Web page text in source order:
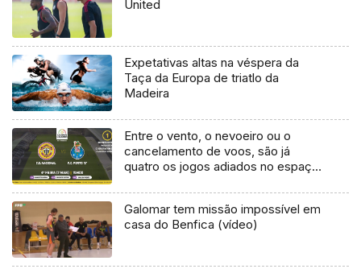
United
Expetativas altas na véspera da
Taça da Europa de triatlo da
Madeira
Entre o vento, o nevoeiro ou o
cancelamento de voos, são já
quatro os jogos adiados no espaço
Nacional
Galomar tem missão impossível em
casa do Benfica (vídeo)